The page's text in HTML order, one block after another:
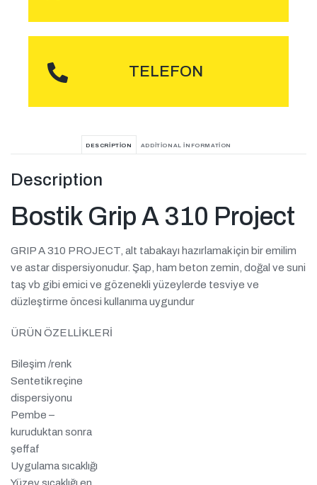
TELEFON
DESCRIPTION ADDITIONAL INFORMATION
Description
Bostik Grip A 310 Project
GRIP A 310 PROJECT, alt tabakayı hazırlamak için bir emilim
ve astar dispersiyonudur. Şap, ham beton zemin, doğal ve suni
taş vb gibi emici ve gözenekli yüzeylerde tesviye ve
düzleştirme öncesi kullanıma uygundur
ÜRÜN ÖZELLİKLERİ
Bileşim /renk
Sentetik reçine
dispersiyonu
Pembe –
kuruduktan sonra
şeffaf
Uygulama sıcaklığı